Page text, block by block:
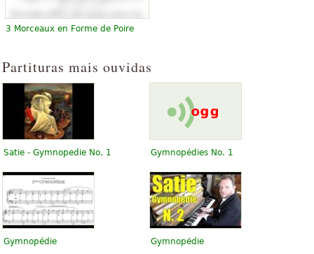
3 Morceaux en Forme de Poire
Partituras mais ouvidas
Satie - Gymnopedie No. 1 Gymnopédies No. 1
Gymnopédie Gymnopédie